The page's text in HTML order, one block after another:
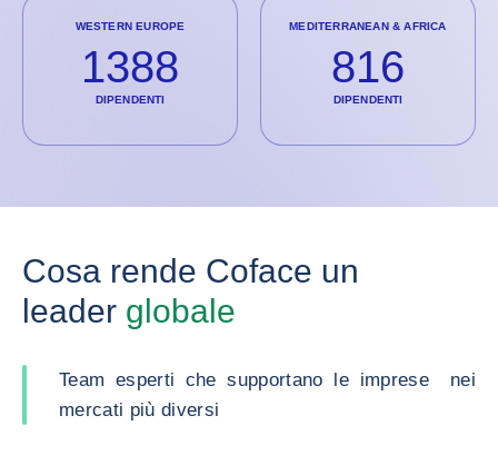
WESTERN EUROPE
1388
DIPENDENTI
MEDITERRANEAN & AFRICA
816
DIPENDENTI
Cosa rende Coface un
leader globale
Team esperti che supportano le imprese nei
mercati più diversi